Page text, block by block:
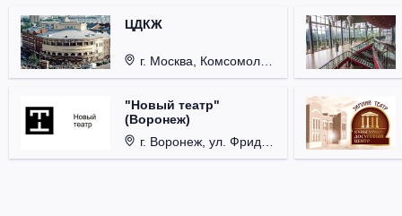
ЦДКЖ
г. Москва, Комсомольская пл., д. 4.
"Новый театр"
(Воронеж)
г. Воронеж, ул. Фридриха Энгельса, д. 60.